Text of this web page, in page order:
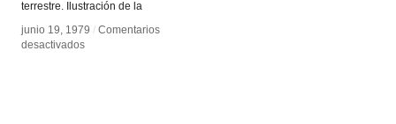
terrestre. Ilustración de la
junio 19, 1979 / Comentarios
desactivadosen
junio 19, 1979 / Comentarios
desactivadosen